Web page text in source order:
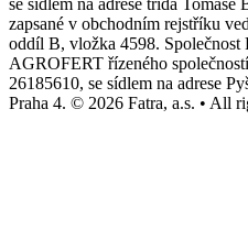
se sídlem na adrese třída
zapsané v obchodním rejstříku
oddíl B, vložka 4598. Společnost
AGROFERT řízeného
26185610, se sídlem na adrese
Praha 4. © 2026 Fatra, a.s. • All